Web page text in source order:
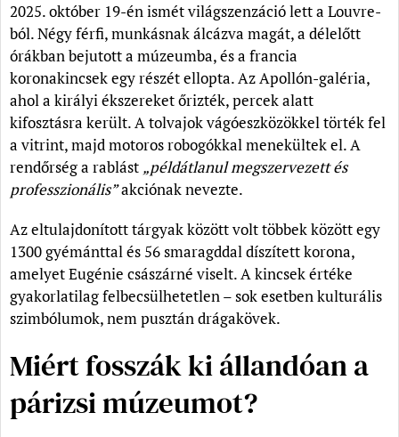
2025. október 19-én ismét világszenzáció lett a Louvre-
ból. Négy férfi, munkásnak álcázva magát, a délelőtt
órákban bejutott a múzeumba, és a francia
koronakincsek egy részét ellopta. Az Apollón-galéria,
ahol a királyi ékszereket őrizték, percek alatt
kifosztásra került. A tolvajok vágóeszközökkel törték fel
a vitrint, majd motoros robogókkal menekültek el. A
rendőrség a rablást „példátlanul megszervezett és
professzionális”akciónak nevezte.
Az eltulajdonított tárgyak között volt többek között egy
1300 gyémánttal és 56 smaragddal díszített korona,
amelyet Eugénie császárné viselt. A kincsek értéke
gyakorlatilag felbecsülhetetlen – sok esetben kulturális
szimbólumok, nem pusztán drágakövek.
Miért fosszák ki állandóan a
párizsi múzeumot?